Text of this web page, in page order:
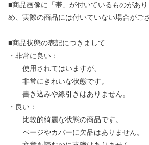
■商品画像に「帯」が付いているものがあ
め、実際の商品には付いていない場合がご
■商品状態の表記につきまして
・非常に良い：
使用されてはいますが、
非常にきれいな状態です。
書き込みや線引きはありません。
・良い：
比較的綺麗な状態の商品です。
ページやカバーに欠品はありません。